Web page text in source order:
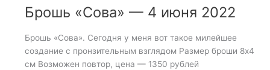
Брошь «Сова» — 4 июня 2022
Брошь «Сова». Сегодня у меня вот такое милейшее
создание с пронзительным взглядом Размер броши 8х4
см Возможен повтор, цена — 1350 рублей